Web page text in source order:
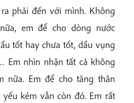
phải đến với mình. Không
em để cho dòng nước
tốt hay chưa tốt, dầu vụng
Em nhìn nhận tất cả không
nữa. Em để cho tăng thân
kém vẫn còn đó. Em rất